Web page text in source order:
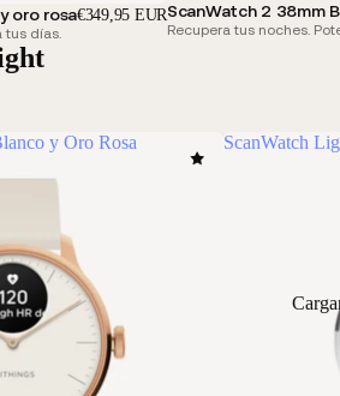
oro rosa€349,95 EUR
tus días.
ScanWatch 2 38mm
Recupera tus noches.
y Oro Rosa ScanWatch